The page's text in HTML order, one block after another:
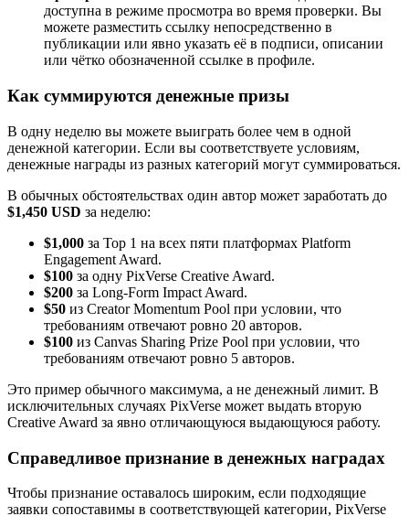
доступна в режиме просмотра во время проверки. Вы
можете разместить ссылку непосредственно в
публикации или явно указать её в подписи, описании
или чётко обозначенной ссылке в профиле.
Как суммируются денежные призы
В одну неделю вы можете выиграть более чем в одной
денежной категории. Если вы соответствуете условиям,
денежные награды из разных категорий могут суммироваться.
В обычных обстоятельствах один автор может заработать до
$1,450 USD за неделю:
$1,000 за Top 1 на всех пяти платформах Platform
Engagement Award.
$100 за одну PixVerse Creative Award.
$200 за Long-Form Impact Award.
$50 из Creator Momentum Pool при условии, что
требованиям отвечают ровно 20 авторов.
$100 из Canvas Sharing Prize Pool при условии, что
требованиям отвечают ровно 5 авторов.
Это пример обычного максимума, а не денежный лимит. В
исключительных случаях PixVerse может выдать вторую
Creative Award за явно отличающуюся выдающуюся работу.
Справедливое признание в денежных наградах
Чтобы признание оставалось широким, если подходящие
заявки сопоставимы в соответствующей категории, PixVerse